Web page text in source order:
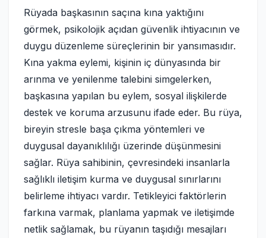
Rüyada başkasının saçına kına yaktığını
görmek, psikolojik açıdan güvenlik ihtiyacının ve
duygu düzenleme süreçlerinin bir yansımasıdır.
Kına yakma eylemi, kişinin iç dünyasında bir
arınma ve yenilenme talebini simgelerken,
başkasına yapılan bu eylem, sosyal ilişkilerde
destek ve koruma arzusunu ifade eder. Bu rüya,
bireyin stresle başa çıkma yöntemleri ve
duygusal dayanıklılığı üzerinde düşünmesini
sağlar. Rüya sahibinin, çevresindeki insanlarla
sağlıklı iletişim kurma ve duygusal sınırlarını
belirleme ihtiyacı vardır. Tetikleyici faktörlerin
farkına varmak, planlama yapmak ve iletişimde
netlik sağlamak, bu rüyanın taşıdığı mesajları